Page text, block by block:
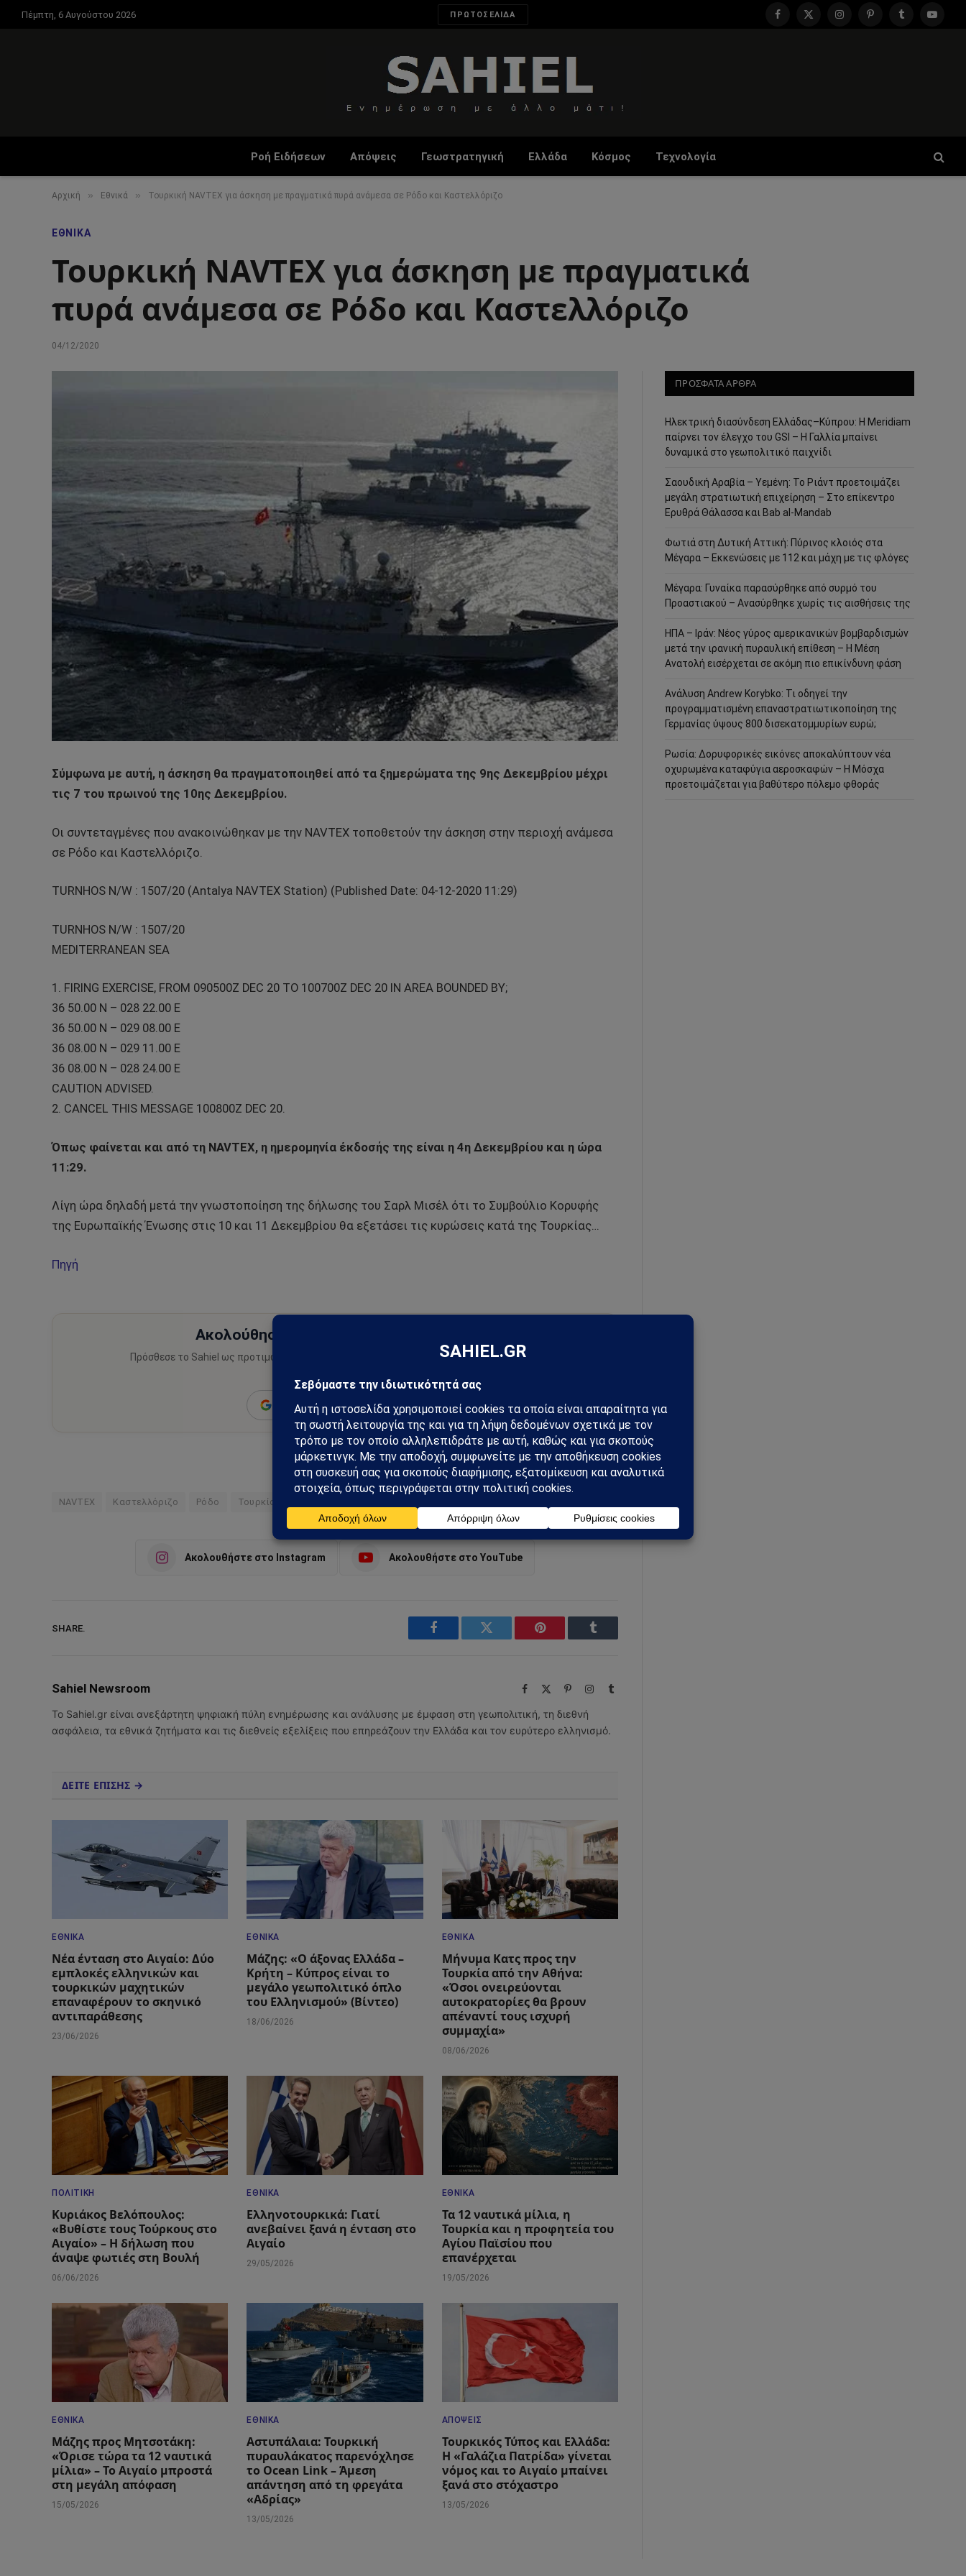
Πέμπτη, 6 Αυγούστου 2026 ΠΡΩΤΟΣΕΛΙΔΑ
Facebook
X
InstagramPinterestTumblr
Ροή Ειδήσεων Απόψεις Γεωστρατηγική Ελλάδα Κόσμος Τεχνολογία
Αρχική » Εθνικά » Τουρκική NAVTEX για άσκηση με πραγματικά πυρά ανάμεσα σε Ρόδο και Καστελλόριζο
ΕΘΝΙΚΆ
Τουρκική NAVTEX για άσκηση με πραγματικά
πυρά ανάμεσα σε Ρόδο και Καστελλόριζο
04/12/2020
Σύμφωνα με αυτή, η άσκηση θα πραγματοποιηθεί από τα ξημερώματα της 9ης Δεκεμβρίου μέχρι
τις 7 του πρωινού της 10ης Δεκεμβρίου.
Οι συντεταγμένες που ανακοινώθηκαν με την NAVTEX τοποθετούν την άσκηση στην περιοχή ανάμεσα
σε Ρόδο και Καστελλόριζο.
TURNHOS N/W : 1507/20 (Antalya NAVTEX Station) (Published Date: 04-12-2020 11:29)
TURNHOS N/W : 1507/20
MEDITERRANEAN SEA
1. FIRING EXERCISE, FROM 090500Z DEC 20 TO 100700Z DEC 20 IN AREA BOUNDED BY;
36 50.00 N – 028 22.00 E
36 50.00 N – 029 08.00 E
36 08.00 N – 029 11.00 E
36 08.00 N – 028 24.00 E
CAUTION ADVISED.
2. CANCEL THIS MESSAGE 100800Z DEC 20.
Όπως φαίνεται και από τη NAVTEX, η ημερομηνία έκδοσής της είναι η 4η Δεκεμβρίου και η ώρα
11:29.
Λίγη ώρα δηλαδή μετά την γνωστοποίηση της δήλωσης του Σαρλ Μισέλ ότι το Συμβούλιο Κορυφής
της Ευρωπαϊκής Ένωσης στις 10 και 11 Δεκεμβρίου θα εξετάσει τις κυρώσεις κατά της Τουρκίας…
Πηγή
Ακολούθησε το Sahiel στο Google News
Πρόσθεσε το Sahiel ως προτιμώμενη πηγή για να λαμβάνεις πρώτος τις σημαντικότερες
Add as a preferred source
NAVTEX Καστελλόριζο Ρόδο Τουρκία
Ακολουθήστε στο Instagram Ακολουθήστε στο YouTube
SHARE.
Facebook Twitter Pinterest Tumblr
Sahiel Newsroom Facebook PinterestInstagram
Tumblr
Το Sahiel.gr είναι ανεξάρτητη ψηφιακή πύλη ενημέρωσης και ανάλυσης με έμφαση στη γεωπολιτική, τη διεθνή
ασφάλεια, τα εθνικά ζητήματα και τις διεθνείς εξελίξεις που επηρεάζουν την Ελλάδα και τον ευρύτερο ελληνισμό.
ΔΕΙΤΕ ΕΠΙΣΗΣ →
ΕΘΝΙΚΆ
Νέα ένταση στο Αιγαίο: Δύο
εμπλοκές ελληνικών και
τουρκικών μαχητικών
επαναφέρουν το σκηνικό
αντιπαράθεσης
23/06/2026
ΕΘΝΙΚΆ
Μάζης: «Ο άξονας Ελλάδα –
Κρήτη – Κύπρος είναι το
μεγάλο γεωπολιτικό όπλο
του Ελληνισμού» (Βίντεο)
18/06/2026
ΕΘΝΙΚΆ
Μήνυμα Κατς προς την
Τουρκία από την Αθήνα:
«Όσοι ονειρεύονται
αυτοκρατορίες θα βρουν
απέναντί τους ισχυρή
συμμαχία»
08/06/2026
ΠΟΛΙΤΙΚΉ
Κυριάκος Βελόπουλος:
«Βυθίστε τους Τούρκους στο
Αιγαίο» – Η δήλωση που
άναψε φωτιές στη Βουλή
06/06/2026
ΕΘΝΙΚΆ
Ελληνοτουρκικά: Γιατί
ανεβαίνει ξανά η ένταση στο
Αιγαίο
29/05/2026
ΕΘΝΙΚΆ
Τα 12 ναυτικά μίλια, η
Τουρκία και η προφητεία του
Αγίου Παϊσίου που
επανέρχεται
19/05/2026
ΕΘΝΙΚΆ
Μάζης προς Μητσοτάκη:
«Όρισε τώρα τα 12 ναυτικά
μίλια» – Το Αιγαίο μπροστά
στη μεγάλη απόφαση
15/05/2026
ΕΘΝΙΚΆ
Αστυπάλαια: Τουρκική
πυραυλάκατος παρενόχλησε
το Ocean Link – Άμεση
απάντηση από τη φρεγάτα
«Αδρίας»
13/05/2026
ΑΠΌΨΕΙΣ
Τουρκικός Τύπος και Ελλάδα:
Η «Γαλάζια Πατρίδα» γίνεται
νόμος και το Αιγαίο μπαίνει
ξανά στο στόχαστρο
13/05/2026
ΠΡΟΣΦΑΤΑ ΑΡΘΡΑ
Ηλεκτρική διασύνδεση Ελλάδας–Κύπρου: Η Meridiam
παίρνει τον έλεγχο του GSI – Η Γαλλία μπαίνει
δυναμικά στο γεωπολιτικό παιχνίδι
Σαουδική Αραβία – Υεμένη: Το Ριάντ προετοιμάζει
μεγάλη στρατιωτική επιχείρηση – Στο επίκεντρο
Ερυθρά Θάλασσα και Bab al-Mandab
Φωτιά στη Δυτική Αττική: Πύρινος κλοιός στα
Μέγαρα – Εκκενώσεις με 112 και μάχη με τις φλόγες
Μέγαρα: Γυναίκα παρασύρθηκε από συρμό του
Προαστιακού – Ανασύρθηκε χωρίς τις αισθήσεις της
ΗΠΑ – Ιράν: Νέος γύρος αμερικανικών βομβαρδισμών
μετά την ιρανική πυραυλική επίθεση – Η Μέση
Ανατολή εισέρχεται σε ακόμη πιο επικίνδυνη φάση
Ανάλυση Andrew Korybko: Τι οδηγεί την
προγραμματισμένη επαναστρατιωτικοποίηση της
Γερμανίας ύψους 800 δισεκατομμυρίων ευρώ;
Ρωσία: Δορυφορικές εικόνες αποκαλύπτουν νέα
οχυρωμένα καταφύγια αεροσκαφών – Η Μόσχα
προετοιμάζεται για βαθύτερο πόλεμο φθοράς